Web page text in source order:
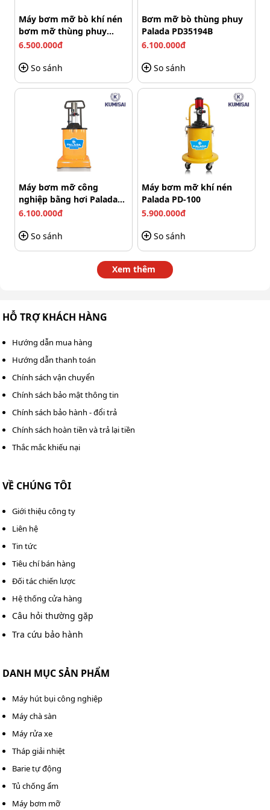
nhất cho nơi cần bơm mỡ nhanh, đều và liên tục với
dung lượng lớn. Do
đó, sản phẩm phù hợp dùng tại
các xưởng sửa xe, nhà máy…
Kiểm tra loại mỡ sử dụng: Máy phù hợp với nhiều loại
mỡ như mỡ bò, mỡ chịu nhiệt,... nên hãy chắc chắn
loại mỡ bạn dùng tương thích với máy.
Chọn đơn vị bán uy tín, bảo hành rõ ràng: Mua đúng
hàng chính hãng, có hỗ trợ kỹ thuật – hậu mãi tốt
giúp bạn yên tâm khi sử dụng lâu dài.
Chọn mua máy đủ phụ kiện, linh kiện kèm theo
Kumisai_Địa chỉ phân phối máy
bơm mỡ khí nén thùng phuy Kocu
GZ-175 chính hãng giá tốt
đã có sẵn tại Công ty Kumisai với đầy đủ quyền lợi cho
khách hàng:
Sản phẩm chuẩn chính hãng: Cam kết model GZ-175
nguyên đai nguyên kiện, bảo hành rõ ràng, đầy đủ
CO, CQ
Giá siêu ưu đãi: Kumisai luôn mang đến mức giá
không đội giá.
Giao hàng hỏa tốc: Có hàng sẵn tại kho Hà Nội,
TP.HCM, giao siêu nhanh trong ngày, hỗ trợ lắp đặt
tận nơi nếu yêu cầu.
thế luôn sẵn sàng.
Máy bơm mỡ bò khí nén
bơm mỡ thùng phuy
Palada PD35194
6.500.000đ
So sánh
Bơm mỡ bò thùng phuy
Palada PD35194B
6.100.000đ
So sánh
Máy bơm mỡ công
nghiệp bằng hơi Palada
PD-85W
6.100.000đ
So sánh
Máy bơm mỡ khí nén
Palada PD-100
5.900.000đ
So sánh
Xem thêm
HỖ TRỢ KHÁCH HÀNG
Hướng dẫn mua hàng
Hướng dẫn thanh toán
Chính sách vận chuyển
Chính sách bảo mật thông tin
Chính sách bảo hành - đổi trả
Chính sách hoàn tiền và trả lại tiền
Thắc mắc khiếu nại
VỀ CHÚNG TÔI
Giới thiệu công ty
Liên hệ
Tin tức
Tiêu chí bán hàng
Đối tác chiến lược
Hệ thống cửa hàng
Câu hỏi thường gặp
Tra cứu bảo hành
DANH MỤC SẢN PHẨM
Máy hút bụi công nghiệp
Máy chà sàn
Máy rửa xe
Tháp giải nhiệt
Barie tự động
Tủ chống ẩm
Máy bơm mỡ